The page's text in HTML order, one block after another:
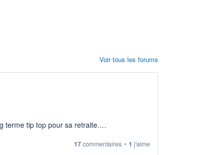
terme tip top pour sa retraite.
17commentaires • 1 j'aime
Voir tous les forums